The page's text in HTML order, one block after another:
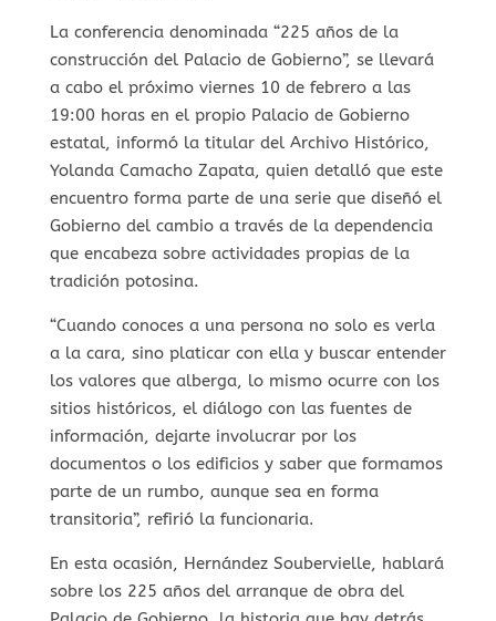
La conferencia denominada “225 años de la
construcción del Palacio de Gobierno”, se llevará
a cabo el próximo viernes 10 de febrero a las
19:00 horas en el propio Palacio de Gobierno
estatal, informó la titular del Archivo Histórico,
Yolanda Camacho Zapata, quien detalló que este
encuentro forma parte de una serie que diseñó el
Gobierno del cambio a través de la dependencia
que encabeza sobre actividades propias de la
tradición potosina.
“Cuando conoces a una persona no solo es verla
a la cara, sino platicar con ella y buscar entender
los valores que alberga, lo mismo ocurre con los
sitios históricos, el diálogo con las fuentes de
información, dejarte involucrar por los
documentos o los edificios y saber que formamos
parte de un rumbo, aunque sea en forma
transitoria”, refirió la funcionaria.
En esta ocasión, Hernández Soubervielle, hablará
sobre los 225 años del arranque de obra del